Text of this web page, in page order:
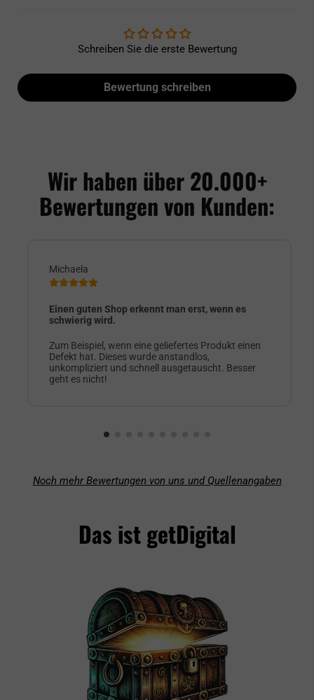
Schreiben Sie die erste Bewertung
Bewertung schreiben
Wir haben über 20.000+
Bewertungen von Kunden:
Michaela
Einen guten Shop erkennt man erst, wenn es
schwierig wird.
Zum Beispiel, wenn eine geliefertes Produkt einen
Defekt hat. Dieses wurde anstandlos,
unkompliziert und schnell ausgetauscht. Besser
geht es nicht!
Noch mehr Bewertungen von uns und Quellenangaben
Das ist getDigital